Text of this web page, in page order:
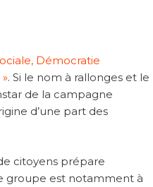
Démocratie
. Si le nom à rallonges et le
de la campagne
d’une part des
citoyens prépare
groupe est notamment à